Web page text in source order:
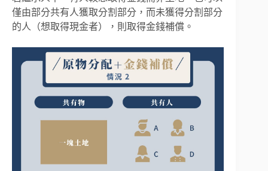
僅由部分共有人獲取分割部分，而未獲得分割部分
的人（想取得現金者），則取得金錢補償。